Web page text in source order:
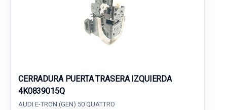
CERRADURA PUERTA TRASERA IZQUIERDA
4K0839015Q
AUDI E-TRON (GEN) 50 QUATTRO